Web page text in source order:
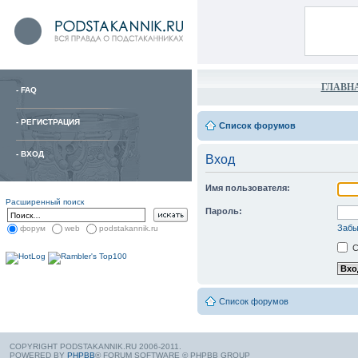
- FAQ
- РЕГИСТРАЦИЯ
- ВХОД
Расширенный поиск
форум web podstakannik.ru
Список форумов
Вход
Имя пользователя:
Пароль:
Список форумов
COPYRIGHT PODSTAKANNIK.RU 2006-2011.
POWERED BY PHPBB® FORUM SOFTWARE © PHPBB GROUP